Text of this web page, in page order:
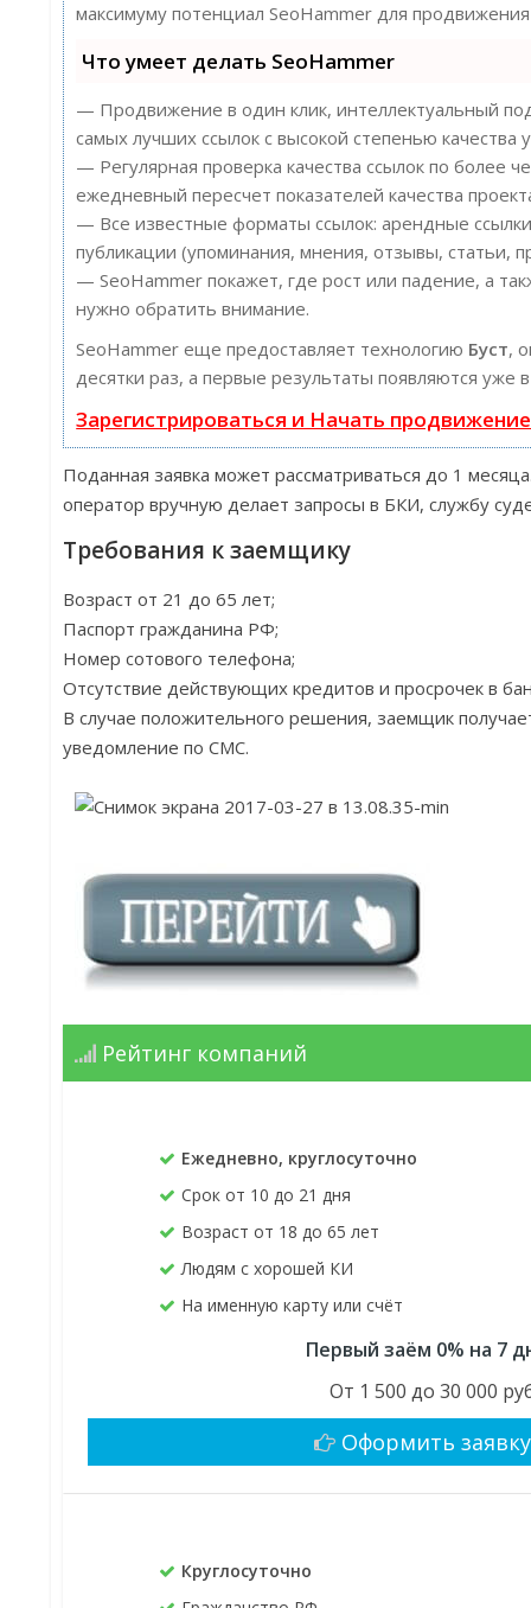
максимуму потенциал SeoHammer для
Что умеет делать SeoHammer
— Продвижение в один клик, интеллектуальный
самых лучших ссылок с высокой степенью качества
— Регулярная проверка качества ссылок по более
ежедневный пересчет показателей качества
— Все известные форматы ссылок: арендные
публикации (упоминания, мнения, отзывы, статьи,
— SeoHammer покажет, где рост или падение, а
нужно обратить внимание.
SeoHammer еще предоставляет технологию Буст,
десятки раз, а первые результаты появляются уже
Зарегистрироваться и Начать продвижение
Поданная заявка может рассматриваться до 1
оператор вручную делает запросы в БКИ, службу
Требования к заемщику
Возраст от 21 до 65 лет;
Паспорт гражданина РФ;
Номер сотового телефона;
Отсутствие действующих кредитов и просрочек в
В случае положительного решения, заемщик
уведомление по СМС.
Рейтинг компаний
Ежедневно, круглосуточно
Срок от 10 до 21 дня
Возраст от 18 до 65 лет
Людям с хорошей КИ
На именную карту или счёт
Первый заём 0% на 7
От 1 500 до 30 000
Оформить заявку
Круглосуточно